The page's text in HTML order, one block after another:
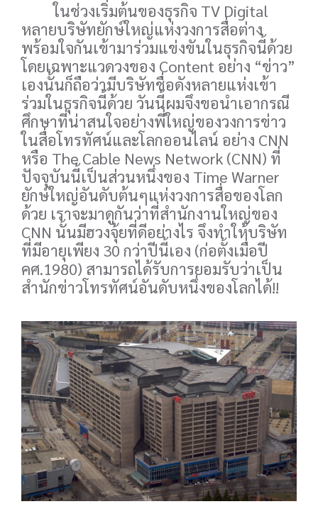
ในช่วงเริ่มต้นของธุรกิจ TV Digital
หลายบริษัทยักษ์ใหญ่แห่งวงการสื่อต่าง
พร้อมใจกันเข้ามาร่วมแข่งขันในธุรกิจนี้ด้วย
โดยเฉพาะแวดวงของ Content อย่าง “ข่าว”
เองนั้นก็ถือว่ามีบริษัทชื่อดังหลายแห่งเข้า
ร่วมในธุรกิจนี้ด้วย วันนี้ผมจึงขอนำเอากรณี
ศึกษาที่น่าสนใจอย่างพี่ใหญ่ของวงการข่าว
ในสื่อโทรทัศน์และโลกออนไลน์ อย่าง CNN
หรือ The Cable News Network (CNN) ที่
ปัจจุบันนี้เป็นส่วนหนึ่งของ Time Warner
ยักษ์ใหญ่อันดับต้นๆแห่งวงการสื่อของโลก
ด้วย เราจะมาดูกันว่าที่สำนักงานใหญ่ของ
CNN นั้นมีฮวงจุ้ยที่ดีอย่างไร จึงทำให้บริษัท
ที่มีอายุเพียง 30 กว่าปีนี้เอง (ก่อตั้งเมื่อปี
คศ.1980) สามารถได้รับการยอมรับว่าเป็น
สำนักข่าวโทรทัศน์อันดับหนึ่งของโลกได้!!